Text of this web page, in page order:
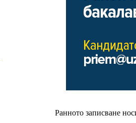
Ранното записване